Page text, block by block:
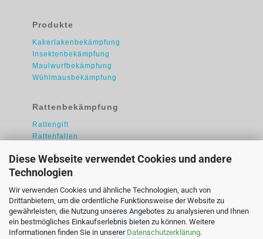
Diese Webseite verwendet Cookies und andere
Technologien
Wir verwenden Cookies und ähnliche Technologien, auch von
Drittanbietern, um die ordentliche Funktionsweise der Website zu
gewährleisten, die Nutzung unseres Angebotes zu analysieren und Ihnen
ein bestmögliches Einkaufserlebnis bieten zu können. Weitere
Informationen finden Sie in unserer Datenschutzerklärung.
Produkte
Kakerlakenbekämpfung
Insektenbekämpfung
Maulwurfbekämpfung
Wühlmausbekämpfung
Rattenbekämpfung
Rattengift
Rattenfallen
Ameisen
Ameisengel